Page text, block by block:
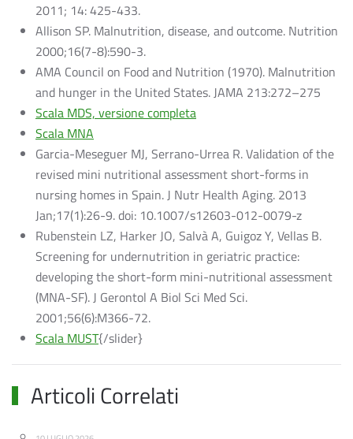
2011; 14: 425-433.
Allison SP. Malnutrition, disease, and outcome. Nutrition
2000;16(7-8):590-3.
AMA Council on Food and Nutrition (1970). Malnutrition
and hunger in the United States. JAMA 213:272–275
Scala MDS, versione completa
Scala MNA
Garcia-Meseguer MJ, Serrano-Urrea R. Validation of the
revised mini nutritional assessment short-forms in
nursing homes in Spain. J Nutr Health Aging. 2013
Jan;17(1):26-9. doi: 10.1007/s12603-012-0079-z
Rubenstein LZ, Harker JO, Salvà A, Guigoz Y, Vellas B.
Screening for undernutrition in geriatric practice:
developing the short-form mini-nutritional assessment
(MNA-SF). J Gerontol A Biol Sci Med Sci.
2001;56(6):M366-72.
Scala MUST{/slider}
Articoli Correlati